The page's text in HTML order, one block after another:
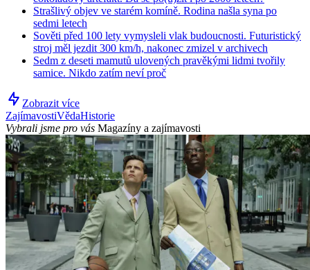
Strašlivý objev ve starém komíně. Rodina našla syna po
sedmi letech
Sověti před 100 lety vymysleli vlak budoucnosti. Futuristický
stroj měl jezdit 300 km/h, nakonec zmizel v archivech
Sedm z deseti mamutů ulovených pravěkými lidmi tvořily
samice. Nikdo zatím neví proč
Zobrazit více
ZajímavostiVědaHistorie
Vybrali jsme pro vás Magazíny a zajímavosti